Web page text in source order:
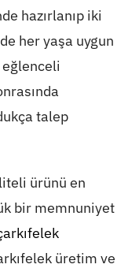
hazırlanıp iki
her yaşa uygun
talep
ürünü en
bir memnuniyet
üretim ve